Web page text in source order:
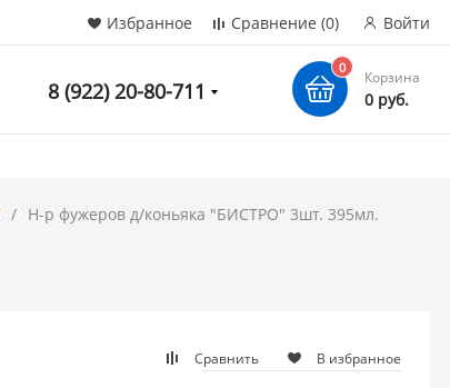
Избранное Сравнение (0) Войти
8 (922) 20-80-711
0
Корзина
0 руб.
Н-р фужеров д/коньяка "БИСТРО" 3шт. 395мл.
Сравнить В избранное